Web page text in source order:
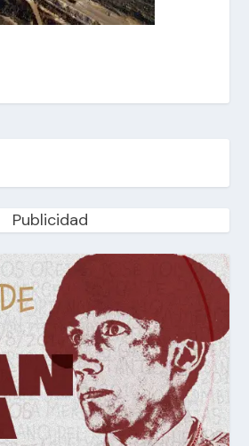
Publicidad